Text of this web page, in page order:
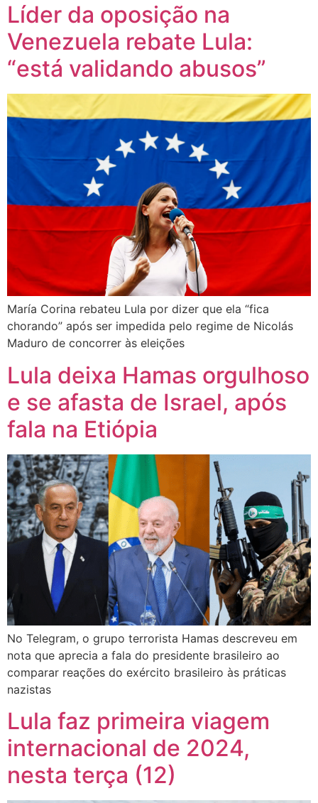
Líder da oposição na
Venezuela rebate Lula:
“está validando abusos”
María Corina rebateu Lula por dizer que ela “fica
chorando” após ser impedida pelo regime de Nicolás
Maduro de concorrer às eleições
Lula deixa Hamas orgulhoso
e se afasta de Israel, após
fala na Etiópia
No Telegram, o grupo terrorista Hamas descreveu em
nota que aprecia a fala do presidente brasileiro ao
comparar reações do exército brasileiro às práticas
nazistas
Lula faz primeira viagem
internacional de 2024,
nesta terça (12)